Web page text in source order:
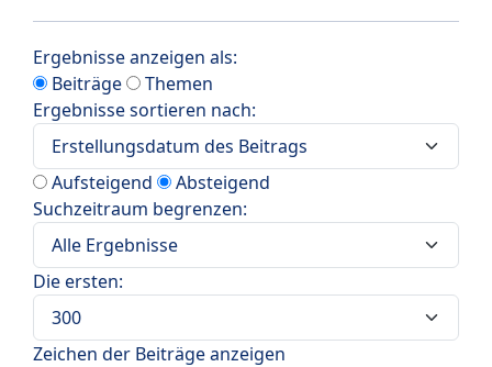
Ergebnisse anzeigen als:
Beiträge
Themen
Ergebnisse sortieren nach:
Aufsteigend
Absteigend
Suchzeitraum begrenzen:
Die ersten:
Zeichen der Beiträge anzeigen